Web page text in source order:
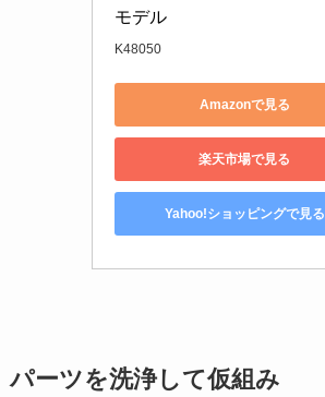
モデル
K48050
Amazonで見る
楽天市場で見る
Yahoo!ショッピングで見る
パーツを洗浄して仮組み